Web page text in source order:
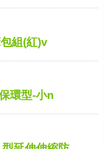
組(紅)v
環型-小n